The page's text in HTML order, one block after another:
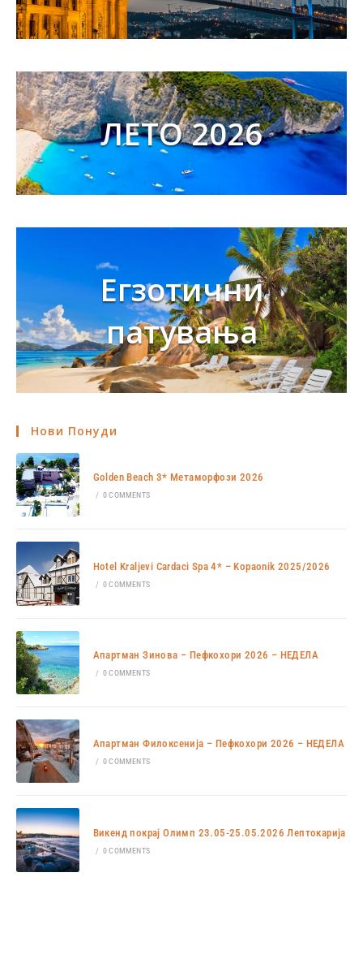
ЛЕТО 2026
Егзотични
патувања
Нови Понуди
Golden Beach 3* Метаморфози 2026
/ 0 COMMENTS
Hotel Kraljevi Cardaci Spa 4* – Kopaonik 2025/2026
/ 0 COMMENTS
Апартман Зинова – Пефкохори 2026 – НЕДЕЛА
/ 0 COMMENTS
Апартман Филоксенија – Пефкохори 2026 – НЕДЕЛА
/ 0 COMMENTS
Викенд покрај Олимп 23.05-25.05.2026 Лептокарија
/ 0 COMMENTS